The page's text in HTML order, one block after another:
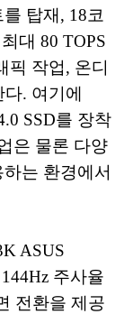
탑재, 18코
대 80 TOPS
픽 작업, 온디
. 여기에
SSD를 장착
은 물론 다양
는 환경에서
ASUS
주사율
전환을 제공